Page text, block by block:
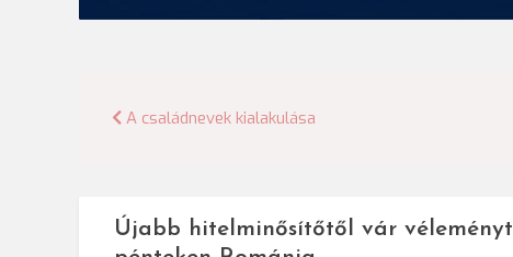
Bejegyzés
A családnevek kialakulása
Újabb hitelminősítőtől vár véleményt